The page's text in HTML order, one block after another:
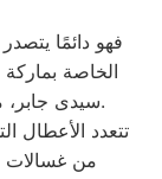
فهو دائمًا
الخاصة
سيدى جابر، مع مراعاة توفير أفضل خدمات الدعم الفنى.
تتعدد الأعطال
من غسالات